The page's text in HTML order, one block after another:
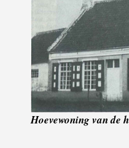
Hoevewoning van de